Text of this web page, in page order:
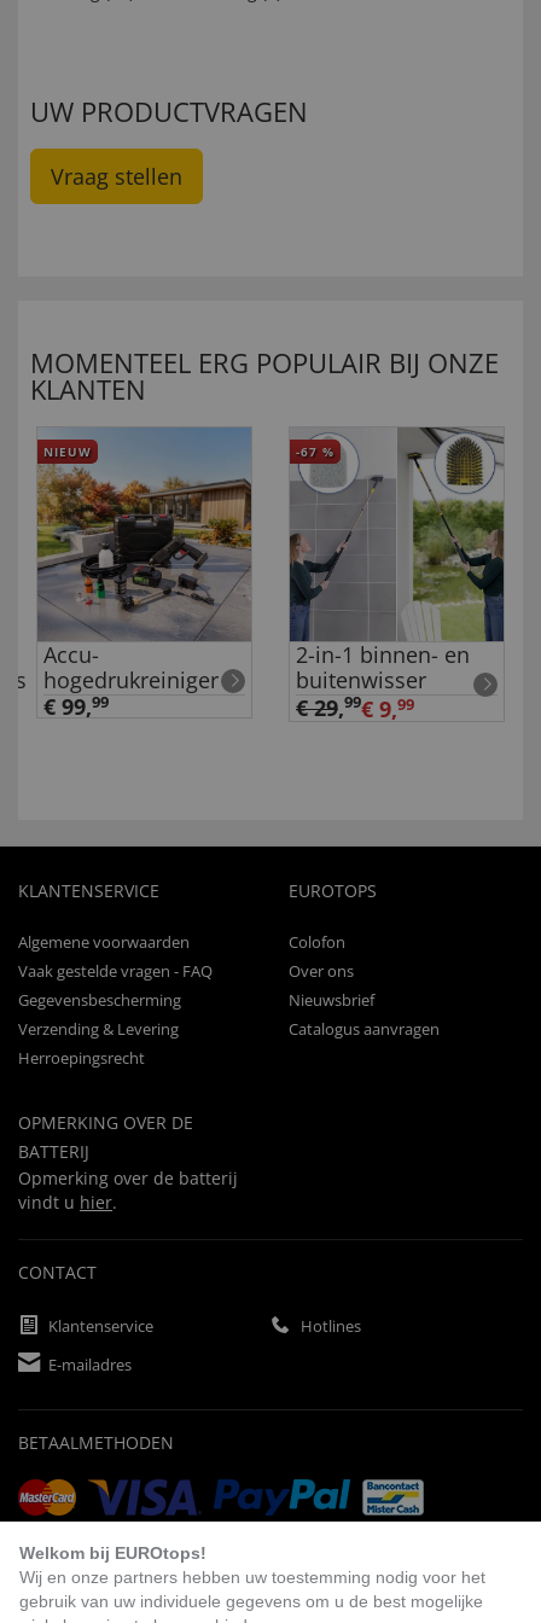
UW PRODUCTVRAGEN
Vraag stellen
MOMENTEEL ERG POPULAIR BIJ ONZE
KLANTEN
NIEUW
Accu-
hogedrukreiniger
€ 99,99
-67 %
2-in-1 binnen- en
buitenwisser
€ 29,99€ 9,99
KLANTENSERVICE
Algemene voorwaarden
Vaak gestelde vragen - FAQ
Gegevensbescherming
Verzending & Levering
Herroepingsrecht
OPMERKING OVER DE
BATTERIJ
Opmerking over de batterij
vindt u hier.
EUROTOPS
Colofon
Over ons
Nieuwsbrief
Catalogus aanvragen
CONTACT
Klantenservice
Hotlines
E-mailadres
BETAALMETHODEN
Welkom bij EUROtops!
Wij en onze partners hebben uw toestemming nodig voor het
gebruik van uw individuele gegevens om u de best mogelijke